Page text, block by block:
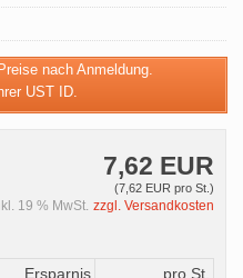
nach Anmeldung.
UST ID.
7,62 EUR
(7,62 EUR pro St.)
19 % MwSt. zzgl. Versandkosten
Ersparnis
pro St.